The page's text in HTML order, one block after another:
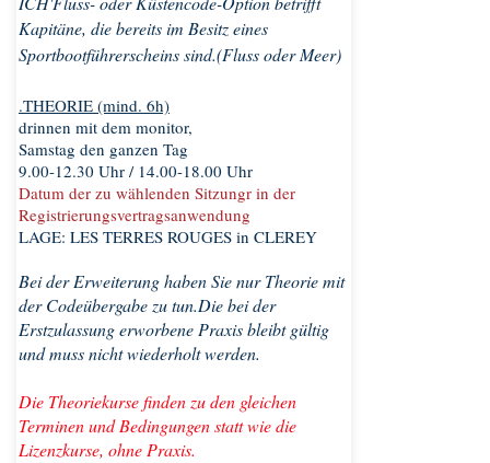
Kapitäne, die bereits im Besitz eines
Sportbootführerscheins sind.(Fluss oder Meer)
.THEORIE (mind. 6h)
drinnen mit dem monitor,
Samstag den ganzen Tag
9.00-12.30 Uhr / 14.00-18.00 Uhr
Datum der zu wählenden Sitzungr in der
Registrierungsvertragsanwendung
LAGE: LES TERRES ROUGES in CLEREY
Bei der Erweiterung haben Sie nur Theorie mit
der Codeübergabe zu tun.Die bei der
Erstzulassung erworbene Praxis bleibt gültig
und muss nicht wiederholt werden.
Die Theoriekurse finden zu den gleichen
Terminen und Bedingungen statt wie die
Lizenzkurse, ohne Praxis.